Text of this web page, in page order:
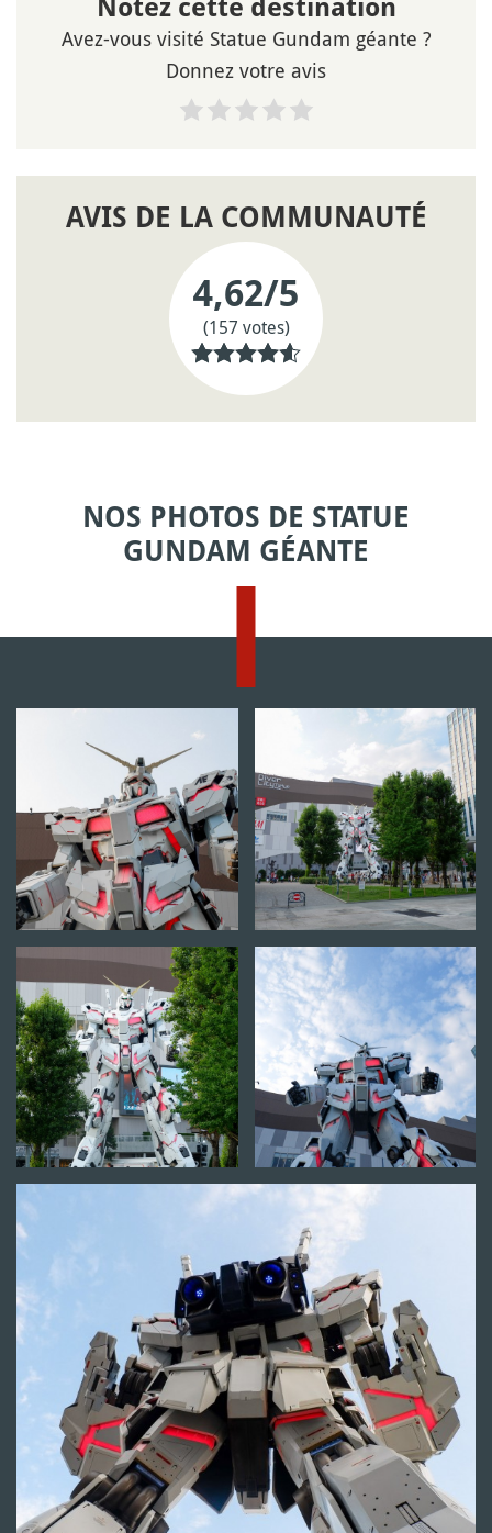
Notez cette destination
Avez-vous visité Statue Gundam géante ?
Donnez votre avis
AVIS DE LA COMMUNAUTÉ
4,62/5
(157 votes)
NOS PHOTOS DE STATUE
GUNDAM GÉANTE